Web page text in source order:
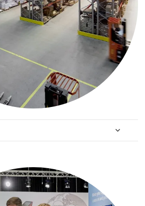
keyboard_arrow_down